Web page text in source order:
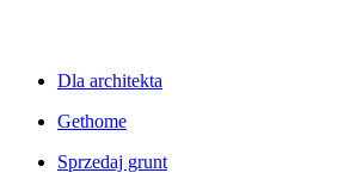
Dla architekta
Gethome
Sprzedaj grunt